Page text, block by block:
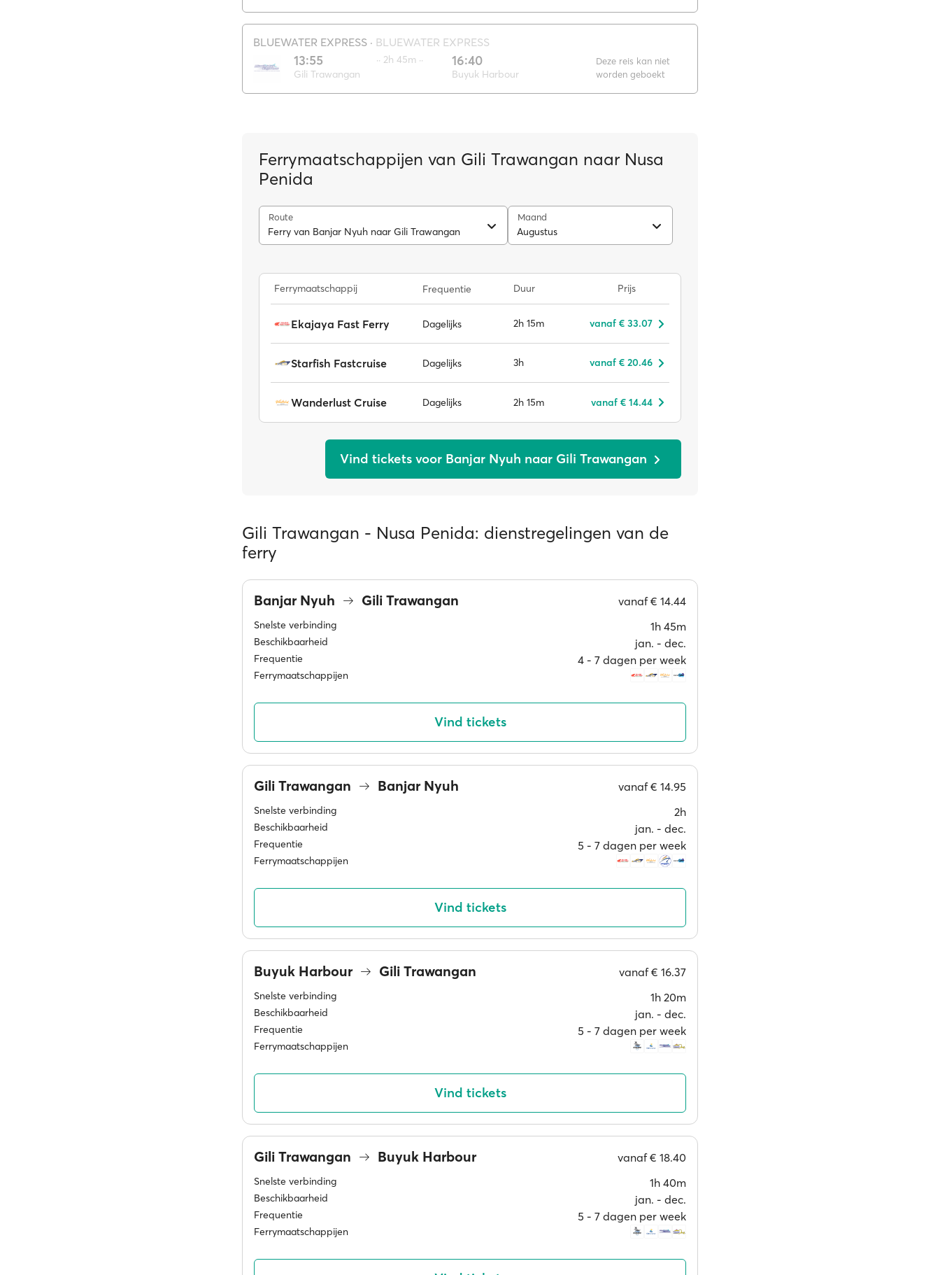
BLUEWATER EXPRESS · BLUEWATER EXPRESS
13:55
Gili Trawangan
·· 2h 45m ·· 16:40
Buyuk Harbour
Deze reis kan niet
worden geboekt
Ferrymaatschappijen van Gili Trawangan naar Nusa
Penida
Route
Ferry van Banjar Nyuh naar Gili Trawangan
Maand
Augustus
Ferrymaatschappij Frequentie Duur Prijs
Ekajaya Fast Ferry Dagelijks 2h 15m vanaf € 33.07
Starfish Fastcruise Dagelijks 3h vanaf € 20.46
Wanderlust Cruise Dagelijks 2h 15m vanaf € 14.44
Vind tickets voor Banjar Nyuh naar Gili Trawangan
Gili Trawangan - Nusa Penida: dienstregelingen van de
ferry
Banjar Nyuh Gili Trawangan vanaf€ 14.44
Snelste verbinding 1h 45m
Beschikbaarheid jan. ‐ dec.
Frequentie 4 ‐ 7 dagen per week
Ferrymaatschappijen
Vind tickets
Gili Trawangan Banjar Nyuh vanaf€ 14.95
Snelste verbinding 2h
Beschikbaarheid jan. ‐ dec.
Frequentie 5 ‐ 7 dagen per week
Ferrymaatschappijen
Vind tickets
Buyuk Harbour Gili Trawangan vanaf€ 16.37
Snelste verbinding 1h 20m
Beschikbaarheid jan. ‐ dec.
Frequentie 5 ‐ 7 dagen per week
Ferrymaatschappijen
Vind tickets
Gili Trawangan Buyuk Harbour vanaf€ 18.40
Snelste verbinding 1h 40m
Beschikbaarheid jan. ‐ dec.
Frequentie 5 ‐ 7 dagen per week
Ferrymaatschappijen